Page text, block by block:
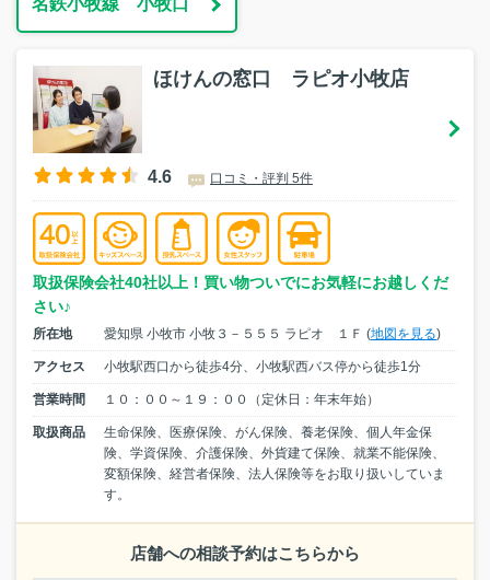
名鉄小牧線 小牧口
ほけんの窓口 ラピオ小牧店
4.6 口コミ・評判 5件
取扱保険会社40社以上！買い物ついでにお気軽にお越しくだ
さい♪
所在地 愛知県 小牧市 小牧３－５５５ ラピオ １Ｆ (地図を見る)
アクセス 小牧駅西口から徒歩4分、小牧駅西バス停から徒歩1分
営業時間 １０：００～１９：００（定休日：年末年始）
取扱商品
生命保険、医療保険、がん保険、養老保険、個人年金保
険、学資保険、介護保険、外貨建て保険、就業不能保険、
変額保険、経営者保険、法人保険等をお取り扱いしていま
す。
店舗への相談予約はこちらから